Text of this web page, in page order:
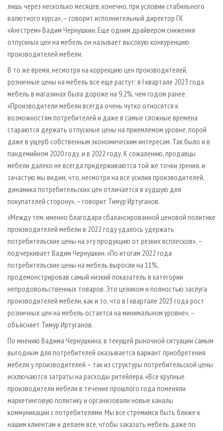
лишь через несколько месяцев, конечно, при условии стабильного
валютного курса», – говорит исполнительный директор ГК
«Ангстрем» Вадим Чернушкин. Еще одним драйвером снижения
отпускных цен на мебель он называет высокую конкуренцию
производителей мебели.
В то же время, несмотря на коррекцию цен производителей,
розничные цены на мебель все еще растут: в I квартале 2023 года
мебель в магазинах была дороже на 9,2%, чем годом ранее.
«Производители мебели всегда очень чутко относятся к
возможностям потребителей и даже в самые сложные времена
стараются держать отпускные цены на приемлемом уровне, порой
даже в ущерб собственным экономическим интересам. Так было и в
пандемийном 2020 году, и в 2022 году. К сожалению, продавцы
мебели далеко не всегда придерживаются той же точки зрения, и
зачастую мы видим, что, несмотря на все усилия производителей,
динамика потребительских цен отличается в худшую для
покупателей сторону», – говорит Тимур Иртуганов.
«Между тем, именно благодаря сбалансированной ценовой политике
производителей мебели в 2022 году удалось удержать
потребительские цены на эту продукцию от резких всплесков», –
подчеркивает Вадим Чернушкин. «По итогам 2022 года
потребительские цены на мебель выросли на 11%,
продемонстрировав самый низкий показатель в категории
непродовольственных товаров. Это целиком и полностью заслуга
производителей мебели, как и то, что в I квартале 2023 года рост
розничных цен на мебель остается на минимальном уровне», –
объясняет Тимур Иртуганов.
По мнению Вадима Чернушкина, в текущей рыночной ситуации самым
выгодным для потребителей оказывается вариант приобретения
мебели у производителей – так из структуры потребительской цены
исключаются затраты на расходы ритейлера. «Все крупные
производители мебели в течение прошлого года поменяли
маркетинговую политику и организовали новые каналы
коммуникации с потребителями. Мы все стремимся быть ближе к
нашим клиентам и делаем все, чтобы заказать мебель даже по